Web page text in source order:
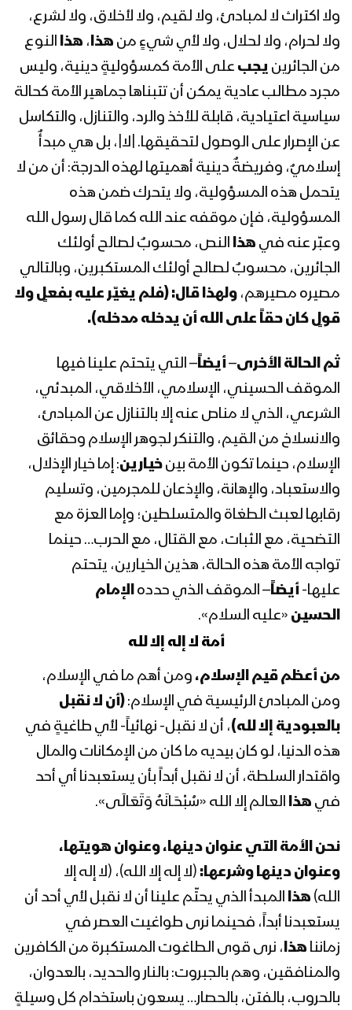
نشيد تضحية وانتصار | فرقة أنصار الله –
1441هـ
المحاضرة الثانية لقائد الثورة السيد
عبدالملك بدرالدين الحوثي بذكرى
عاشوراء 1441هـ
المحاضرة الأولى لقائد الثورة السيد
عبدالملك بدرالدين الحوثي بذكرى
عاشوراء 1441هـ
زامل على رمال الطف | عيسى الليث
دفعة عسكرية حملت إسم “هيهات منا
الذلة”
عرض ومناورة تخرج دفعة عسكرية بإسم
الإمام الحسين – المنطقة العسكرية الرابعة
مقابلات مع المجاهدين بمناسبة ذكرى
عاشوراء في جبهة صرواح
خطاب قائد الثورة السيد عبدالملك
بدرالدين الحوثي في ذكرى عاشوراء
1440هـ – 2018م
المحاضرة الخامسة لقائد الثورة السيد
عبدالملك بدرالدين الحوثي بمناسبة
عاشوراء – 9 محرم 1440هـ
المحاضرة الرابعة لقائد الثورة السيد
عبدالملك بدرالدين الحوثي بمناسبة
عاشوراء – 8 محرم 1440هـ
المحاضرة الثالثة لقائد الثورة السيد
عاشوراء – 7 محرم 1440هـ
المحاضرة الثانية لقائد الثورة السيد
عبدالملك بدرالدين الحوثي بمناسبة
عاشوراء – 6 محرم 1440هـ
المحاضرة الأولى لقائد الثورة السيد
عبدالملك بدرالدين الحوثي بمناسبة
عاشوراء – 5 محرم 1440هـ
ولا اكتراث لا لمبادئ، ولا لقيم، ولا لأخلاق، ولا لشرع،
ولا لحرام، ولا لحلال، ولا لأي شيءٍ من هذا ، هذا
النوع
من الجائرين يجب على الأمة كمسؤوليةٍ دينية، وليس
مجرد مطالب عادية يمكن أن تتبناها جماهير الأمة كحالة
سياسية اعتيادية، قابلة للأخذ والرد، والتنازل، والتكاسل
عن الإصرار على الوصول لتحقيقها. |لا|، بل هي مبدأٌ
إسلاميٌ، وفريضةٌ دينية أهميتها لهذه الدرجة: أن من لا
يتحمل هذه المسؤولية، ولا يتحرك ضمن هذه
المسؤولية، فإن موقفه عند الله كما قال رسول الله
وعبّر عنه في هذا
النص، محسوبٌ لصالح أولئك
الجائرين، محسوبٌ لصالح أولئك المستكبرين، وبالتالي
مصيره مصيرهم، ولهذا قال: (فلم يغيّر عليه بفعلٍ ولا
قولٍ كان حقاً على الله أن يدخله مدخله).
ثم الحالة الأخرى–أيضاً – التي يتحتم علينا فيها
الموقف الحسيني، الإسلامي، الأخلاقي، المبدئي،
الشرعي، الذي لا مناص عنه إلا بالتنازل عن المبادئ،
والانسلاخ من القيم، والتنكر لجوهر الإسلام وحقائق
الإسلام، حينما تكون الأمة بين خيارين: إما خيار الإذلال،
والاستعباد، والإهانة، والإذعان للمجرمين، وتسليم
رقابها لعبث الطغاة والمتسلطين؛ وإما العزة مع
التضحية، مع الثبات، مع القتال، مع الحرب… حينما
تواجه الأمة هذه الحالة، هذين الخيارين، يتحتم
عليها- أيضاً – الموقف الذي حدده
الإمام
الحسين «عليه السلام».
أمة لا إله إلا لله
من أعظم قيم الإسلام، ومن أهم ما في الإسلام،
ومن المبادئ الرئيسية في الإسلام: (أن لا نقبل
بالعبودية إلا لله)، أن لا نقبل- نهائياً- لأي طاغيةٍ في
هذه الدنيا، لو كان بيديه ما كان من الإمكانات والمال
واقتدار السلطة، أن لا نقبل أبداً بأن يستعبدنا أي أحد
في هذا العالم إلا الله «سُبْحَـانَهُ وَتَعَالَى».
نحن الأمة التي عنوان دينها، وعنوان هويتها،
وعنوان دينها وشرعها: (لا إله إلا الله)، (لا إله إلا
الله) هذا المبدأ الذي يحتّم علينا أن لا نقبل لأي أحد أن
يستعبدنا أبداً، فحينما نرى طواغيت العصر في
زماننا هذا، نرى قوى الطاغوت المستكبرة من الكافرين
والمنافقين، وهم بالجبروت: بالنار والحديد، بالعدوان،
بالحروب، بالفتن، بالحصار… يسعون باستخدام كل وسيلةٍ